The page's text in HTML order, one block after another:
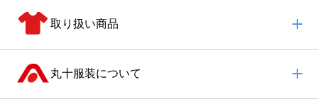
取り扱い商品
丸十服装について